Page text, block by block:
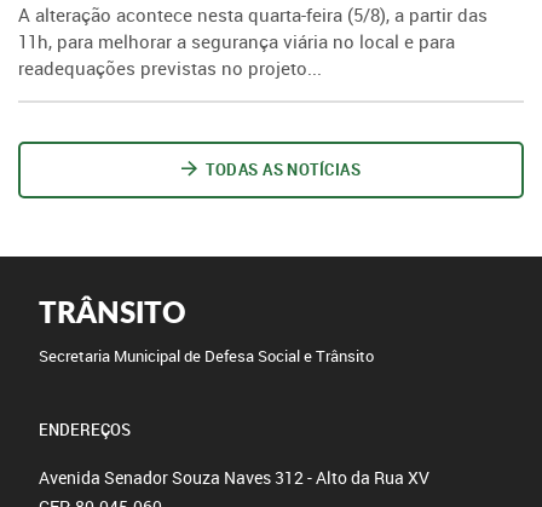
A alteração acontece nesta quarta-feira (5/8), a partir das
11h, para melhorar a segurança viária no local e para
readequações previstas no projeto...
TODAS AS NOTÍCIAS
TRÂNSITO
Secretaria Municipal de Defesa Social e Trânsito
ENDEREÇOS
Avenida Senador Souza Naves 312 - Alto da Rua XV